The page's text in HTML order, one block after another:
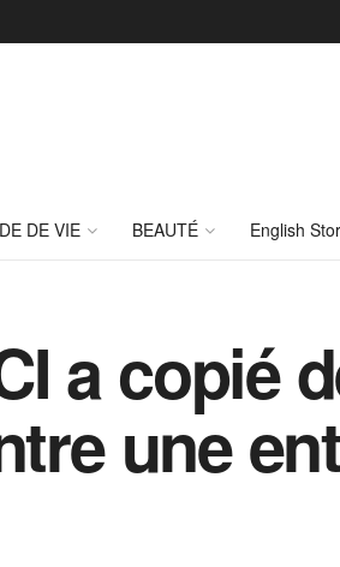
DE VIE BEAUTÉ English
a copié
une